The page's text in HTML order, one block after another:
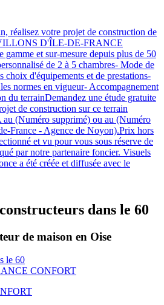
réalisez votre projet de construction de
D'ÎLE-DE-FRANCE
gamme et sur-mesure depuis plus de 50
de 2 à 5 chambres- Mode de
choix d'équipements et de prestations-
normes en vigueur- Accompagnement
du terrainDemandez une étude gratuite
de construction sur ce terrain
(Numéro supprimé) ou au (Numéro
France - Agence de Noyon).Prix hors
et vu pour vous sous réserve de
par notre partenaire foncier. Visuels
a été créée et diffusée avec le
dans le 60
de maison en Oise
le 60